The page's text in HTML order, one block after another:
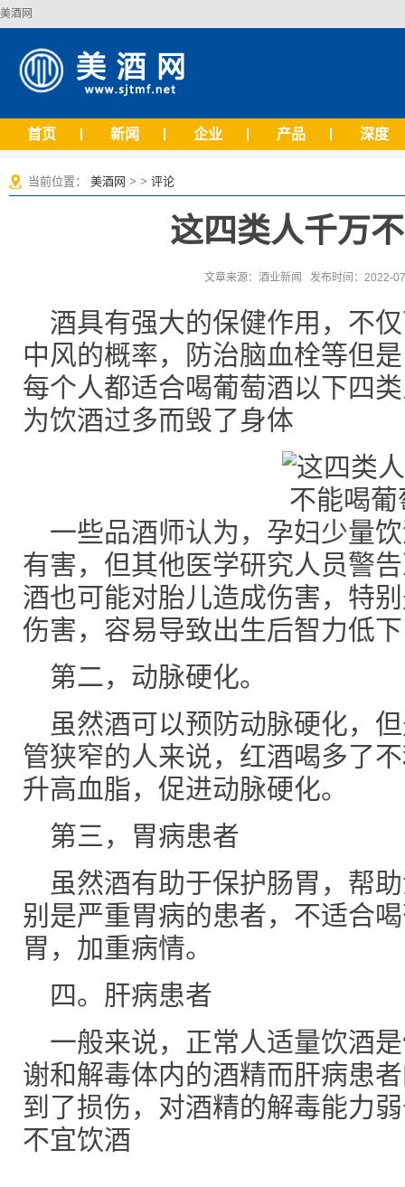
美酒网
首页 新闻 企业 产品 深度
当前位置： 美酒网 > > 评论
这四类人千万
文章来源：酒业新闻 发布时间：2022-
酒具有强大的保健作用，不
中风的概率，防治脑血栓等但
每个人都适合喝葡萄酒以下四
为饮酒过多而毁了身体
一些品酒师认为，孕妇少量
有害，但其他医学研究人员警
酒也可能对胎儿造成伤害，特
伤害，容易导致出生后智力低
第二，动脉硬化。
虽然酒可以预防动脉硬化，
管狭窄的人来说，红酒喝多了
升高血脂，促进动脉硬化。
第三，胃病患者
虽然酒有助于保护肠胃，帮
别是严重胃病的患者，不适合
胃，加重病情。
四。肝病患者
一般来说，正常人适量饮酒
谢和解毒体内的酒精而肝病患
到了损伤，对酒精的解毒能力
不宜饮酒